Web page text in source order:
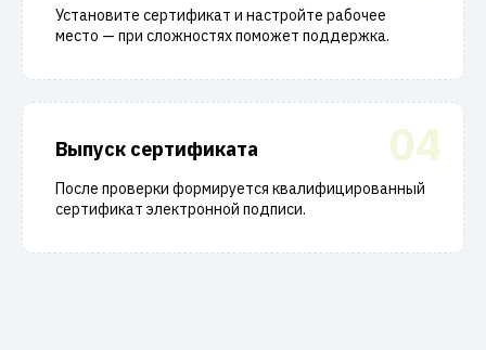
Установите сертификат и настройте рабочее
место — при сложностях поможет поддержка.
04
Выпуск сертификата
После проверки формируется квалифицированный
сертификат электронной подписи.